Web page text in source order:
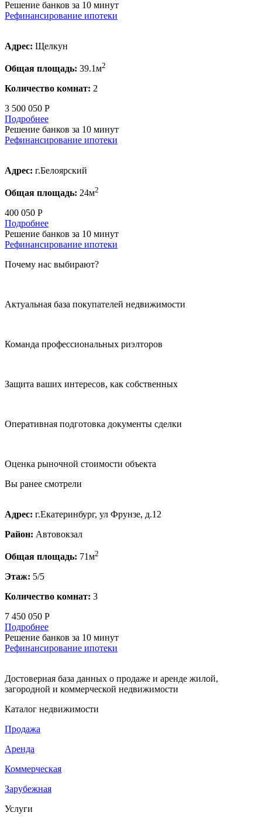
Решение банков за 10 минут
Рефинансирование ипотеки
Адрес: Щелкун
Общая площадь: 39.1м2
Количество комнат: 2
3 500 050 Р
Подробнее
Решение банков за 10 минут
Рефинансирование ипотеки
Адрес: г.Белоярский
Общая площадь: 24м2
400 050 Р
Подробнее
Решение банков за 10 минут
Рефинансирование ипотеки
Почему нас выбирают?
Актуальная база покупателей недвижимости
Команда профессиональных риэлторов
Защита ваших интересов, как собственных
Оперативная подготовка документы сделки
Оценка рыночной стоимости объекта
Вы ранее смотрели
Адрес: г.Екатеринбург, ул Фрунзе, д.12
Район: Автовокзал
Общая площадь: 71м2
Этаж: 5/5
Количество комнат: 3
7 450 050 Р
Подробнее
Решение банков за 10 минут
Рефинансирование ипотеки
Достоверная база данных о продаже и аренде жилой,
загородной и коммерческой недвижимости
Каталог недвижимости
Продажа
Аренда
Коммерческая
Зарубежная
Услуги